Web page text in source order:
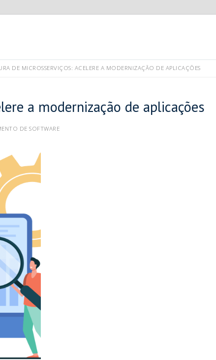
DE MICROSSERVIÇOS: ACELERE A MODERNIZAÇÃO DE APLICAÇÕES
a modernização de aplicações
DE SOFTWARE